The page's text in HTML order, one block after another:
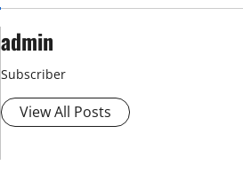
admin
Subscriber
View All Posts